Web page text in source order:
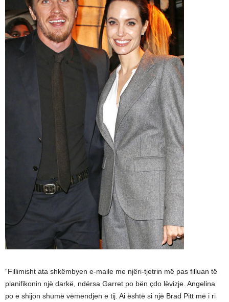
“Fillimisht ata shkëmbyen e-maile me njëri-tjetrin më pas filluan të
planifikonin një darkë, ndërsa Garret po bën çdo lëvizje. Angelina
po e shijon shumë vëmendjen e tij. Ai është si një Brad Pitt më i ri